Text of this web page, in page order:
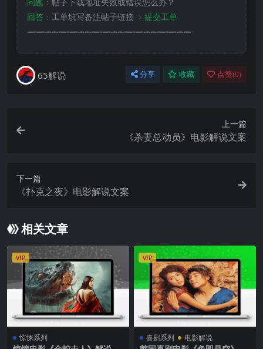
回答： 工单填写备注帖子链接 ﹥提交工单
————————————————————
65解说 分享 收藏 点赞(0)
上一篇
《杀妻总动员》电影解说文案
下一篇
《扑克之夜》电影解说文案
相关文章
VIP
惊悚系列
VIP
喜剧系列 电影解说